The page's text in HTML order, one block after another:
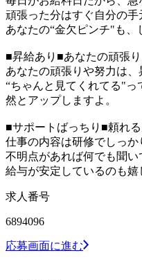
頑張った分はすぐ自分の手
あなたの“金欠ピンチ"も
■昇給あり■あなたの頑張
あなたの頑張りや努力は
“ちゃんと見てくれてる"っ
然とアップしますよ。
■サポートばっちり■頼れ
仕事の内容は研修でしっ
不明点があれば何でも聞い
給与が安定しているのも
求人番号
6894096
応募画面に進む